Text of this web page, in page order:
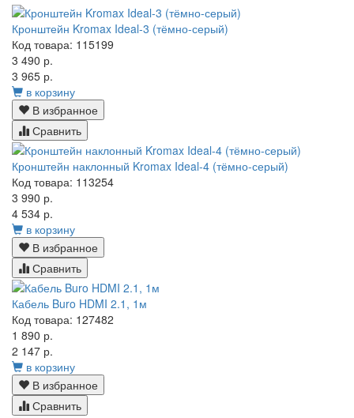
Кронштейн Kromax Ideal-3 (тёмно-серый)
Код товара: 115199
3 490 р.
3 965 р.
в корзину
В избранное
Сравнить
Кронштейн наклонный Kromax Ideal-4 (тёмно-серый)
Код товара: 113254
3 990 р.
4 534 р.
в корзину
В избранное
Сравнить
Кабель Buro HDMI 2.1, 1м
Код товара: 127482
1 890 р.
2 147 р.
в корзину
В избранное
Сравнить